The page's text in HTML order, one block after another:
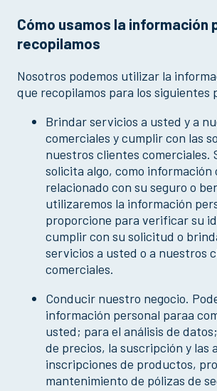
Cómo usamos la información
recopilamos
Nosotros podemos utilizar la
que recopilamos para los siguientes
Brindar servicios a usted y a
comerciales y cumplir con las
nuestros clientes comerciales.
solicita algo, como información
relacionado con su seguro o
utilizaremos la información
proporcione para verificar su
cumplir con su solicitud o
servicios a usted o a nuestros
comerciales.
Conducir nuestro negocio.
información personal paraa
usted; para el análisis de
de precios, la suscripción y las
inscripciones de productos,
mantenimiento de pólizas de